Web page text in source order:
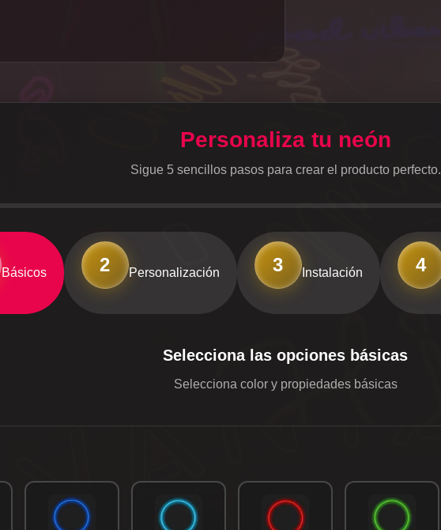
Personaliza tu neón
Sigue 5 sencillos pasos para crear el producto perfecto.
Básicos 2 Personalización 3 Instalación 4
Selecciona las opciones básicas
Selecciona color y propiedades básicas